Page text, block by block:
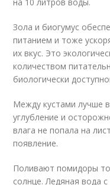
Зола и биогумус
питанием и тоже
их вкус. Это
количеством
биологически
Между кустами лучше
углубление и
влага не попала на
появление.
Поливают помидоры
солнце. Ледяная вода